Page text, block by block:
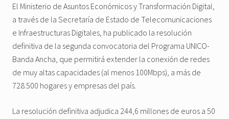
El Ministerio de Asuntos Económicos y Transformación Digital,
a través de la Secretaría de Estado de Telecomunicaciones
e Infraestructuras Digitales, ha publicado la resolución
definitiva de la segunda convocatoria del Programa UNICO-
Banda Ancha, que permitirá extender la conexión de redes
de muy altas capacidades (al menos 100Mbps), a más de
728.500 hogares y empresas del país.
La resolución definitiva adjudica 244,6 millones de euros a 50